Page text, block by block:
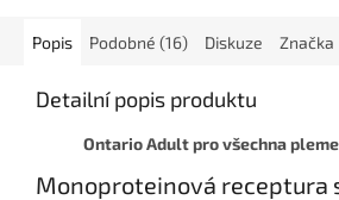
Popis Podobné (16) Diskuze Značka
Detailní popis produktu
Ontario Adult pro všechna
Monoproteinová receptura